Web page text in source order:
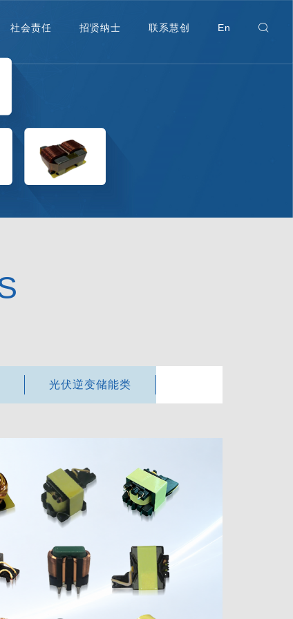
社会责任 招贤纳士 联系慧创 En
光伏逆变储能类